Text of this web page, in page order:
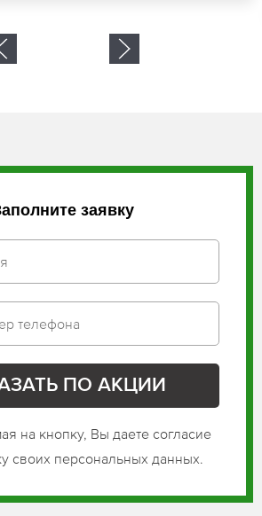
заявку
на кнопку, Вы даете согласие
своих персональных данных.